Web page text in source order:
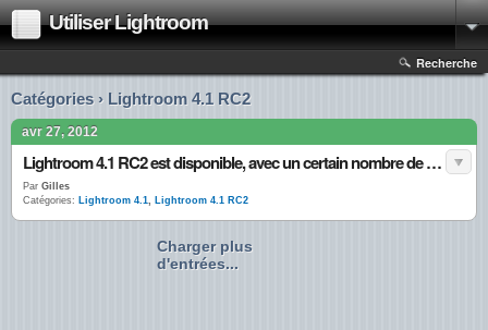
Utiliser Lightroom
Recherche
Catégories › Lightroom 4.1 RC2
avr 27, 2012
Lightroom 4.1 RC2 est disponible, avec un certain nombre de nouveautés.
Par Gilles
Catégories: Lightroom 4.1, Lightroom 4.1 RC2
Charger plus
d'entrées...